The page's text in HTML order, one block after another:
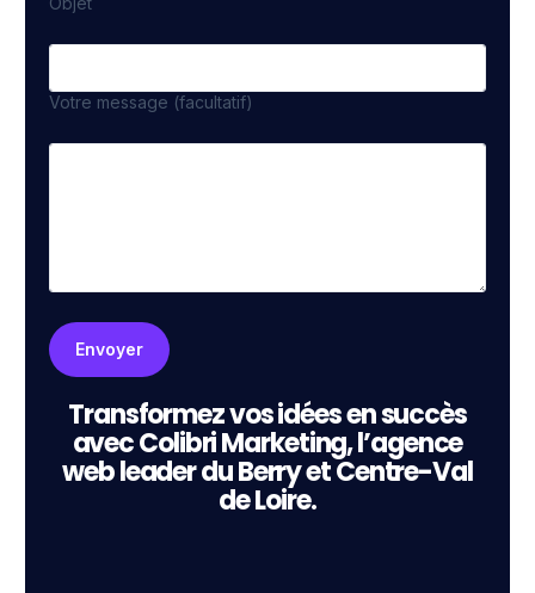
Votre message (facultatif)
Transformez vos idées en succès
avec Colibri Marketing, l’agence
web leader du Berry et Centre-Val
de Loire.